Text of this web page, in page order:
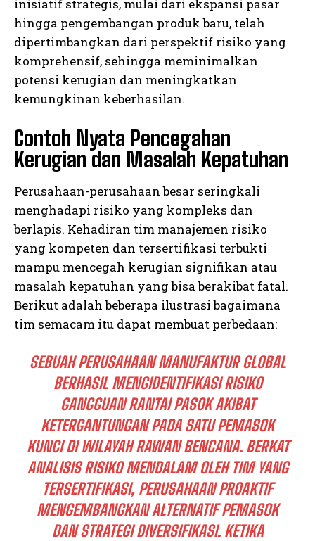
inisiatif strategis, mulai dari ekspansi pasar
hingga pengembangan produk baru, telah
dipertimbangkan dari perspektif risiko yang
komprehensif, sehingga meminimalkan
potensi kerugian dan meningkatkan
kemungkinan keberhasilan.
Contoh Nyata Pencegahan
Kerugian dan Masalah Kepatuhan
Perusahaan-perusahaan besar seringkali
menghadapi risiko yang kompleks dan
berlapis. Kehadiran tim manajemen risiko
yang kompeten dan tersertifikasi terbukti
mampu mencegah kerugian signifikan atau
masalah kepatuhan yang bisa berakibat fatal.
Berikut adalah beberapa ilustrasi bagaimana
tim semacam itu dapat membuat perbedaan:
SEBUAH PERUSAHAAN MANUFAKTUR GLOBAL
BERHASIL MENGIDENTIFIKASI RISIKO
GANGGUAN RANTAI PASOK AKIBAT
KETERGANTUNGAN PADA SATU PEMASOK
KUNCI DI WILAYAH RAWAN BENCANA. BERKAT
ANALISIS RISIKO MENDALAM OLEH TIM YANG
TERSERTIFIKASI, PERUSAHAAN PROAKTIF
MENGEMBANGKAN ALTERNATIF PEMASOK
DAN STRATEGI DIVERSIFIKASI. KETIKA